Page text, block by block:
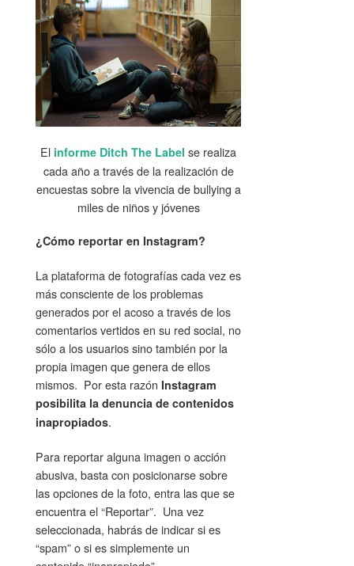
El informe Ditch The Label se realiza
cada año a través de la realización de
encuestas sobre la vivencia de bullying a
miles de niños y jóvenes
¿Cómo reportar en Instagram?
La plataforma de fotografías cada vez es
más consciente de los problemas
generados por el acoso a través de los
comentarios vertidos en su red social, no
sólo a los usuarios sino también por la
propia imagen que genera de ellos
mismos. Por esta razón Instagram
posibilita la denuncia de contenidos
inapropiados.
Para reportar alguna imagen o acción
abusiva, basta con posicionarse sobre
las opciones de la foto, entra las que se
encuentra el “Reportar”. Una vez
seleccionada, habrás de indicar si es
“spam” o si es simplemente un